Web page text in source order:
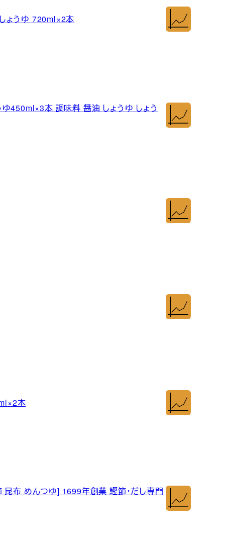
ょうゆ 720ml×2本
450ml×3本 調味料 醤油 しょうゆ しょう
本
布 めんつゆ] 1699年創業 鰹節・だし専門